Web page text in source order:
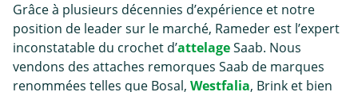
Grâce à plusieurs décennies d’expérience et notre
position de leader sur le marché, Rameder est l’expert
inconstatable du crochet d’attelageSaab. Nous
vendons des attaches remorques Saab de marques
renommées telles que Bosal, Westfalia, Brink et bien